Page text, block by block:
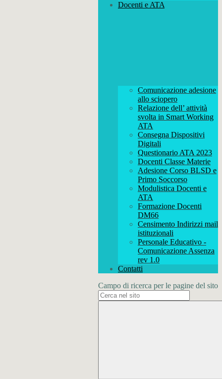
Docenti e ATA
Comunicazione adesione
allo sciopero
Relazione dell’ attività
svolta in Smart Working
ATA
Consegna Dispositivi
Digitali
Questionario ATA 2023
Docenti Classe Materie
Adesione Corso BLSD e
Primo Soccorso
Modulistica Docenti e
ATA
Formazione Docenti
DM66
Censimento Indirizzi mail
istituzionali
Personale Educativo -
Comunicazione Assenza
rev 1.0
Contatti
Campo di ricerca per le pagine del sito